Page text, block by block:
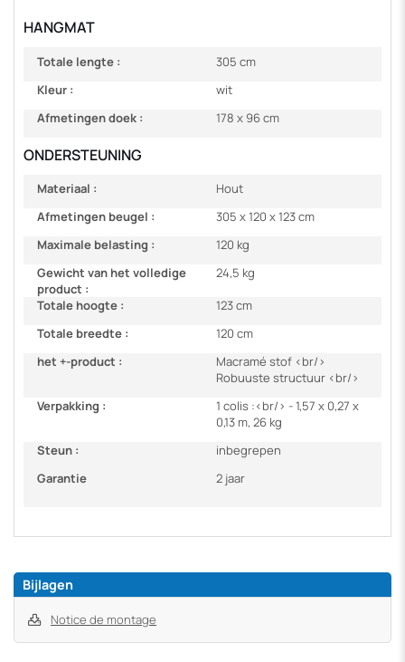
HANGMAT
Totale lengte :
305 cm
Kleur :
wit
Afmetingen doek :
178 x 96 cm
ONDERSTEUNING
Materiaal :
Hout
Afmetingen beugel :
305 x 120 x 123 cm
Maximale belasting :
120 kg
Gewicht van het volledige
product :
24,5 kg
Totale hoogte :
123 cm
Totale breedte :
120 cm
het +-product :
Macramé stof <br/>
Robuuste structuur <br/>
Verpakking :
1 colis :<br/> - 1,57 x 0,27 x
0,13 m, 26 kg
Steun :
inbegrepen
Garantie
2 jaar
Bijlagen
Notice de montage